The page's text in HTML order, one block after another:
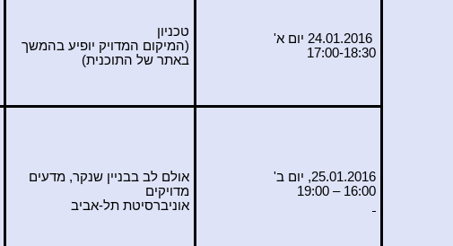
טכניון
(המיקום המדויק יופיע בהמשך
באתר של התוכנית)
24.01.2016 יום א'
17:00-18:30
אולם לב בבניין שנקר, מדעים
מדויקים
אוניברסיטת תל-אביב
25.01.2016, יום ב'
16:00 – 19:00